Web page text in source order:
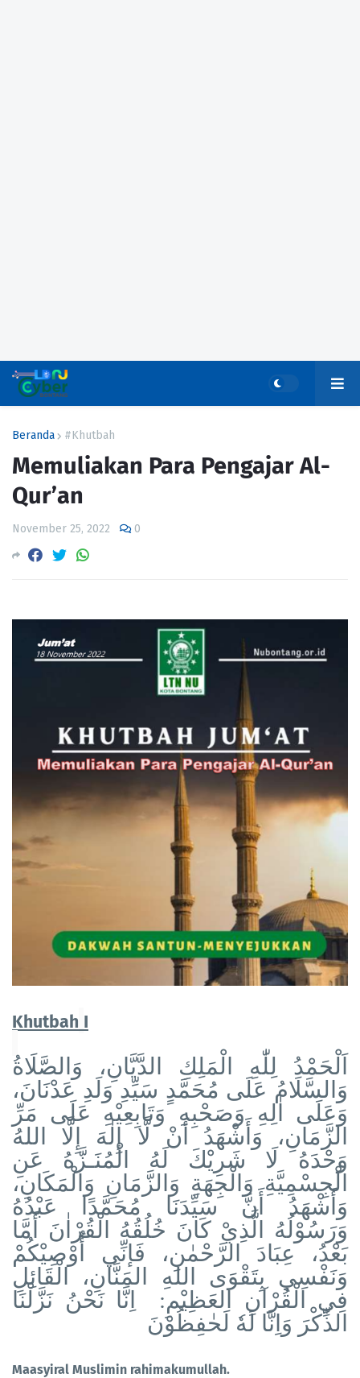
Beranda #Khutbah
Memuliakan Para Pengajar Al-
Qur’an
November 25, 2022 0
Khutbah I
اَلْحَمْدُ لِلّٰهِ الْمَلِكِ الدَّيَّانِ، وَالصَّلَاةُ
وَالسَّلَامُ عَلَى مُحَمَّدٍ سَيِّدِ وَلَدِ عَدْنَانَ،
وَعَلَى اٰلِهِ وَصَحْبِهِ وَتَابِعِيْهِ عَلَى مَرِّ
الزَّمَانِ، وَأَشْهَدُ أَنْ لَّا إِلٰهَ إِلَّا اللهُ
وَحْدَهُ لَا شَرِيْكَ لَهُ الْمُنَـزَّهُ عَنِ
الْجِسْمِيَّةِ وَالْجِهَةِ وَالزَّمَانِ وَالْمَكَانِ،
وَأَشْهَدُ أَنَّ سَيِّدَنَا مُحَمَّدًا عَبْدُهُ
وَرَسُوْلُهُ الَّذِيْ كَانَ خُلُقُهُ الْقُرْاٰنَ
أَمَّا
بَعْدُ، عِبَادَ الرَّحْمٰنِ، فَإنِّي أُوْصِيْكُمْ
وَنَفْسِي بِتَقْوَى اللهِ المَنَّانِ، الْقَائِلِ
فِي الْقُرْآنِ العَظِيْمِ:
اِنَّا نَحْنُ نَزَّلْنَا
الذِّكْرَ وَاِنَّا لَهٗ لَحٰفِظُوْنَ
Maasyiral Muslimin rahimakumullah.